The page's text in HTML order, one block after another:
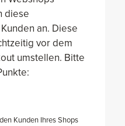
diese
an. Diese
vor dem
umstellen. Bitte
Kunden Ihres Shops